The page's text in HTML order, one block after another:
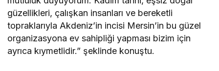
güzellikleri, çalışkan insanları ve bereketli
topraklarıyla Akdeniz’in incisi Mersin’in bu güzel
organizasyona ev sahipliği yapması bizim için
ayrıca kıymetlidir.” şeklinde konuştu.